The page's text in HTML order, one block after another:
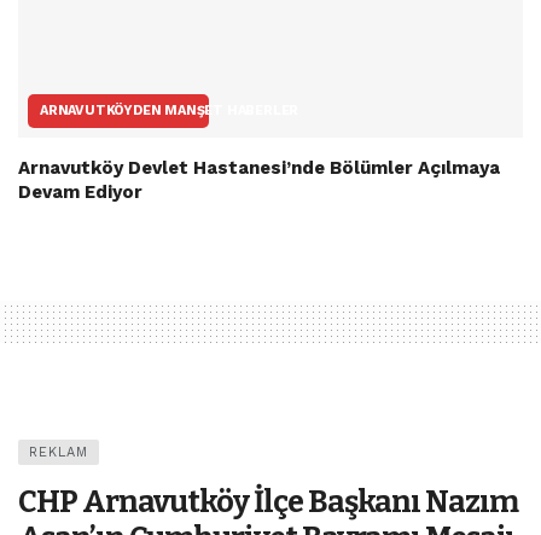
ARNAVUTKÖYDEN MANŞET HABERLER
Arnavutköy Devlet Hastanesi’nde Bölümler Açılmaya
Devam Ediyor
REKLAM
CHP Arnavutköy İlçe Başkanı Nazım